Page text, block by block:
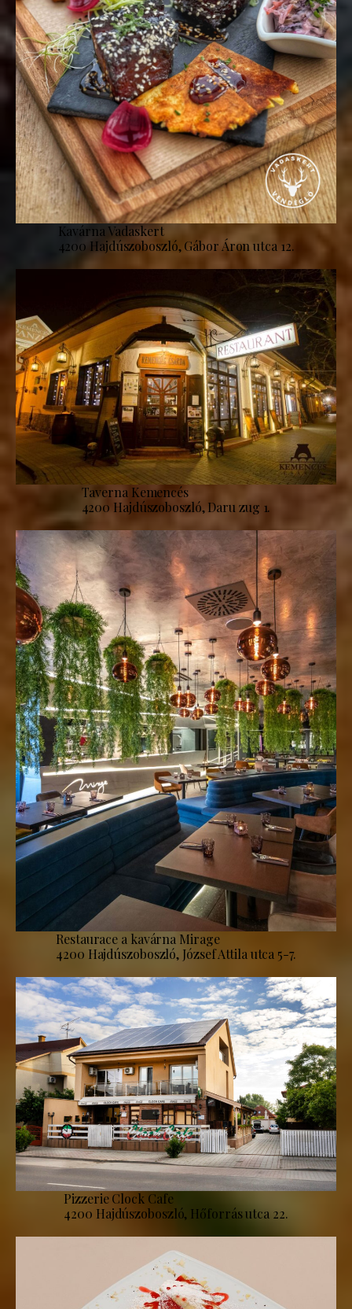
Kavárna Vadaskert
4200 Hajdúszoboszló, Gábor Áron utca 12.
Taverna Kemencés
4200 Hajdúszoboszló, Daru zug 1.
Restaurace a kavárna Mirage
4200 Hajdúszoboszló, József Attila utca 5-7.
Pizzerie Clock Cafe
4200 Hajdúszoboszló, Hőforrás utca 22.